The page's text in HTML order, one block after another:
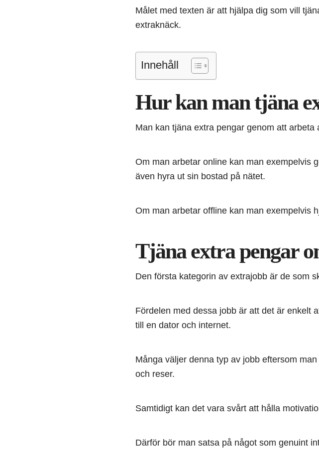
Målet med texten är att hjälpa dig som vill
extraknäck.
Innehåll
Hur kan man tjäna
Man kan tjäna extra pengar genom att arbeta
Om man arbetar online kan man exempelvis
även hyra ut sin bostad på nätet.
Om man arbetar offline kan man exempelvis
Tjäna extra pengar
Den första kategorin av extrajobb är de som
Fördelen med dessa jobb är att det är enkelt
till en dator och internet.
Många väljer denna typ av jobb eftersom
och reser.
Samtidigt kan det vara svårt att hålla
Därför bör man satsa på något som genuint